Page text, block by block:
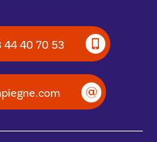
44 40 70 53